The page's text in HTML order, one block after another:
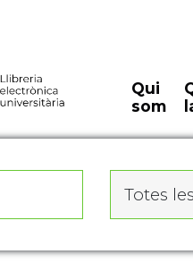
Qui
som
Totes